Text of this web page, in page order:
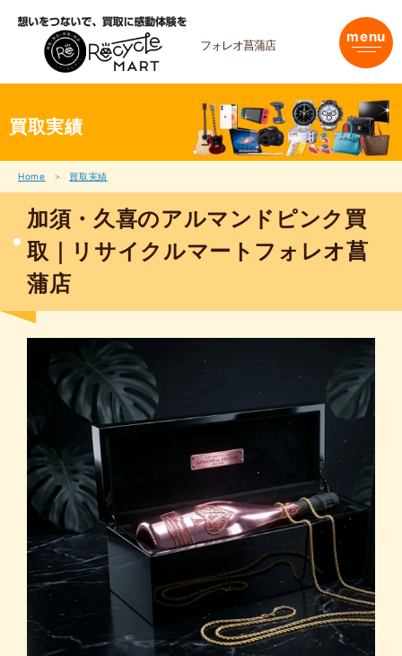
フォレオ菖蒲店 menu
買取実績
Home 買取実績
加須・久喜のアルマンドピンク買
取｜リサイクルマートフォレオ菖
蒲店